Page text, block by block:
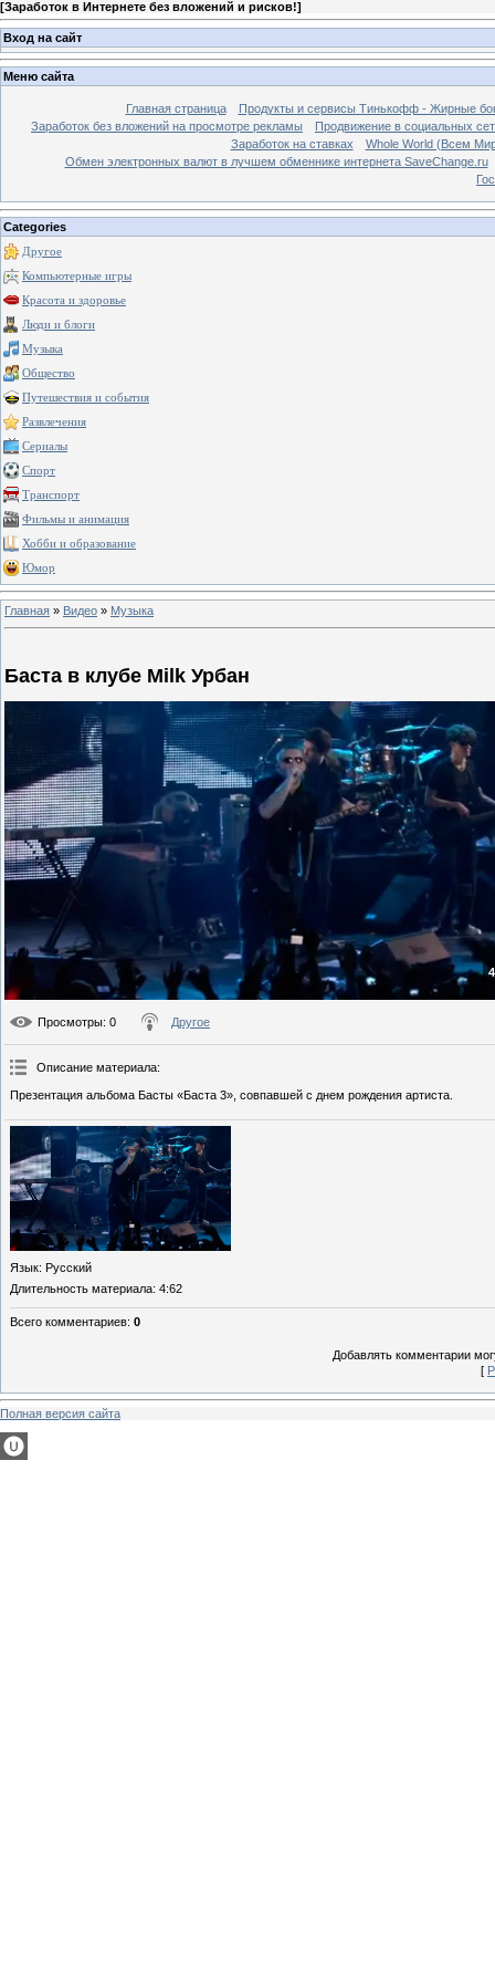
[Заработок в Интернете без вложений и рисков!]
Вход на сайт
Меню сайта
Главная страница
Продукты и сервисы Тинькофф - Жирные
Заработок без вложений на просмотре рекламы
Продвижение в социальных
Заработок на ставках
Whole World (Всем
Обмен электронных валют в лучшем обменнике интернета SaveChange.ru
Categories
Другое
Компьютерные игры
Красота и здоровье
Люди и блоги
Музыка
Общество
Путешествия и события
Развлечения
Сериалы
Спорт
Транспорт
Фильмы и анимация
Хобби и образование
Юмор
Главная » Видео » Музыка
Баста в клубе Milk Урбан
Просмотры: 0 Другое
Описание материала:
Презентация альбома Басты «Баста 3», совпавшей с днем рождения артиста.
Язык: Русский
Длительность материала: 4:62
Всего комментариев: 0
Добавлять комментарии
[
Полная версия сайта